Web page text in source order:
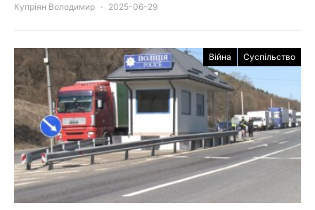
Купріян Володимир 2025-06-29
Війна Суспільство